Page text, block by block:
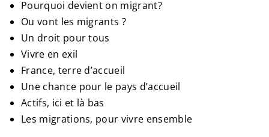
Pourquoi devient on migrant?
Ou vont les migrants ?
Un droit pour tous
Vivre en exil
France, terre d’accueil
Une chance pour le pays d’accueil
Actifs, ici et là bas
Les migrations, pour vivre ensemble